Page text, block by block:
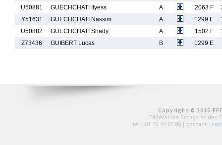
U50881
GUECHCHATI Ilyess A 2063 F
Y51631
GUECHCHATI Nassim A 1299 E
U50882
GUECHCHATI Shady A 1502 F
Z73436
GUIBERT Lucas B 1299 E
Copyright © 2015
Fédération Française des
tél : 01 39 44 65 80 | contact :